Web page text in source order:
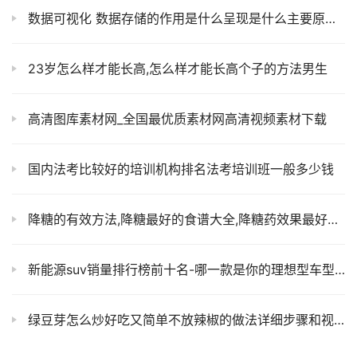
数据可视化 数据存储的作用是什么呈现是什么主要原则是什么
23岁怎么样才能长高,怎么样才能长高个子的方法男生
高清图库素材网_全国最优质素材网高清视频素材下载
国内法考比较好的培训机构排名法考培训班一般多少钱
降糖的有效方法,降糖最好的食谱大全,降糖药效果最好的是什么药
新能源suv销量排行榜前十名-哪一款是你的理想型车型！
绿豆芽怎么炒好吃又简单不放辣椒的做法详细步骤和视频教程